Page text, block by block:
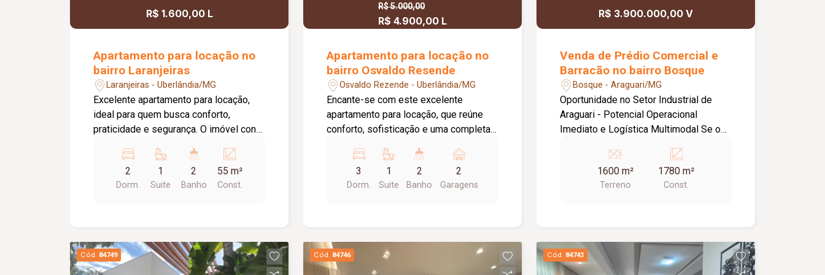
instalação ou expansão de suas
conheça o espaço ideal para o sucesso
do seu negócio!
R$ 1.600,00 L
Apartamento para locação no
bairro Laranjeiras
Laranjeiras - Uberlândia/MG
Excelente apartamento para locação,
ideal para quem busca conforto,
praticidade e segurança. O imóvel conta
planejados, sendo 01 suíte. O banheiro
da suíte possui box em vidro e armário
sob a pia. A sala é aconchegante,
cozinha dispõe de armários, e a área de
serviço também conta com armário,
2
Dorm.
1
Suite
2
Banho
55 m²
Const.
R$ 5.000,00
R$ 4.900,00 L
Apartamento para locação no
bairro Osvaldo Resende
Osvaldo Rezende - Uberlândia/MG
Encante-se com este excelente
apartamento para locação, que reúne
conforto, sofisticação e uma completa
com 03 quartos, todos com armários
planejados, sendo 01 suíte. A sala é
ampla, integrada em 02 ambientes,
funcional. Um dos grandes destaques é
a ampla sacada gourmet, totalmente
3
Dorm.
1
Suite
2
Banho
2
Garagens
R$ 3.900.000,00 V
Venda de Prédio Comercial e
Barracão no bairro Bosque
Bosque - Araguari/MG
Oportunidade no Setor Industrial de
Araguari - Potencial Operacional
Imediato e Logística Multimodal Se o
visibilidade estratégica, eficiência de
fluxo operacional e infraestrutura
pronta, este ativo imobiliário entrega a
estrategicamente situado no principal
vetor de acesso e escoamento da
1600 m²
Terreno
1780 m²
Const.
Cód. 84749 Cód. 84746 Cód. 84743